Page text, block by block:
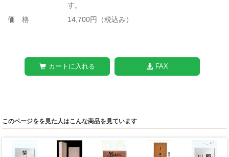
す。
価 格
14,700円（税込み）
カートに入れる FAX
このページをを見た人はこんな商品を見ています